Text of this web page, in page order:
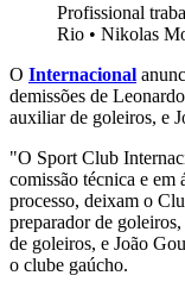
Profissional
Rio • Nikolas
O Internacional
demissões de
auxiliar de goleiros, e
"O Sport Club
comissão técnica e em
processo, deixam o
preparador de
de goleiros, e João
o clube gaúcho.